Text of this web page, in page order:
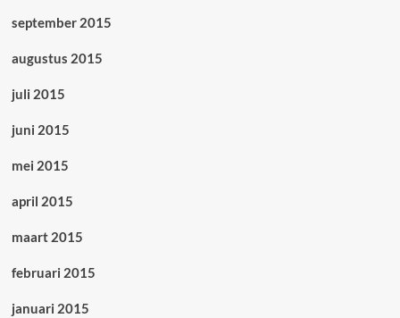
september 2015
augustus 2015
juli 2015
juni 2015
mei 2015
april 2015
maart 2015
februari 2015
januari 2015